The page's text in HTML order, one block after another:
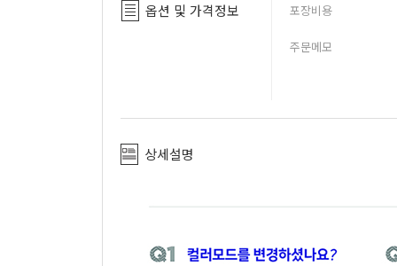
옵션 및 가격정보 포장비용
주문메모
상세설명